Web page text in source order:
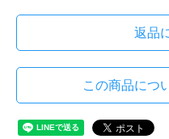
返品
この商品につ